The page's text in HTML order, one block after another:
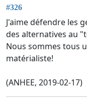
#326
J'aime défendre les
des alternatives au
Nous sommes tous
matérialiste!
(ANHEE, 2019-02-17)